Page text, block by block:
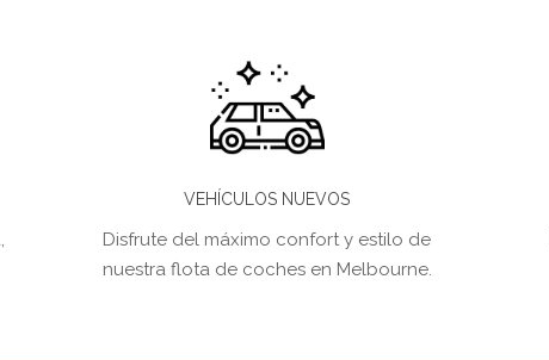
VEHÍCULOS NUEVOS
Disfrute del máximo confort y estilo de
nuestra flota de coches en Melbourne.